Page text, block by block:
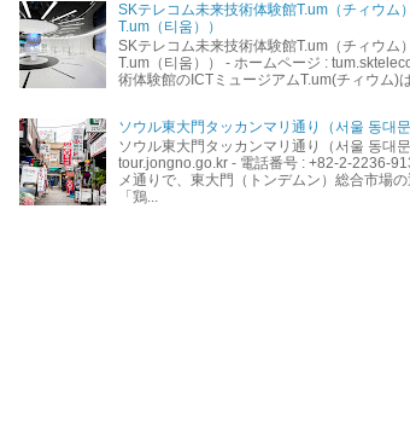
SKテレコム未来技術体験館T.um（チィウム
T.um（티움））
SKテレコム未来技術体験館T.um（チィウム
T.um（티움）） - ホームページ :
術体験館のICTミュージアムT.um(チィウム)
ソウル東大門タッカンマリ通り（서울 동대문
ソウル東大門タッカンマリ通り（서울 동대
tour.jongno.go.kr - 電話番号 : +82-2-2236-
メ通りで、東大門（トンデムン）総合市場
「鶏...